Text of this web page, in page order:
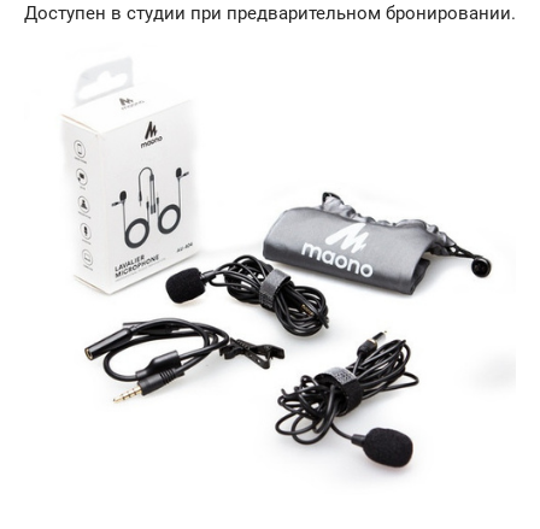
Доступен в студии при предварительном бронировании.